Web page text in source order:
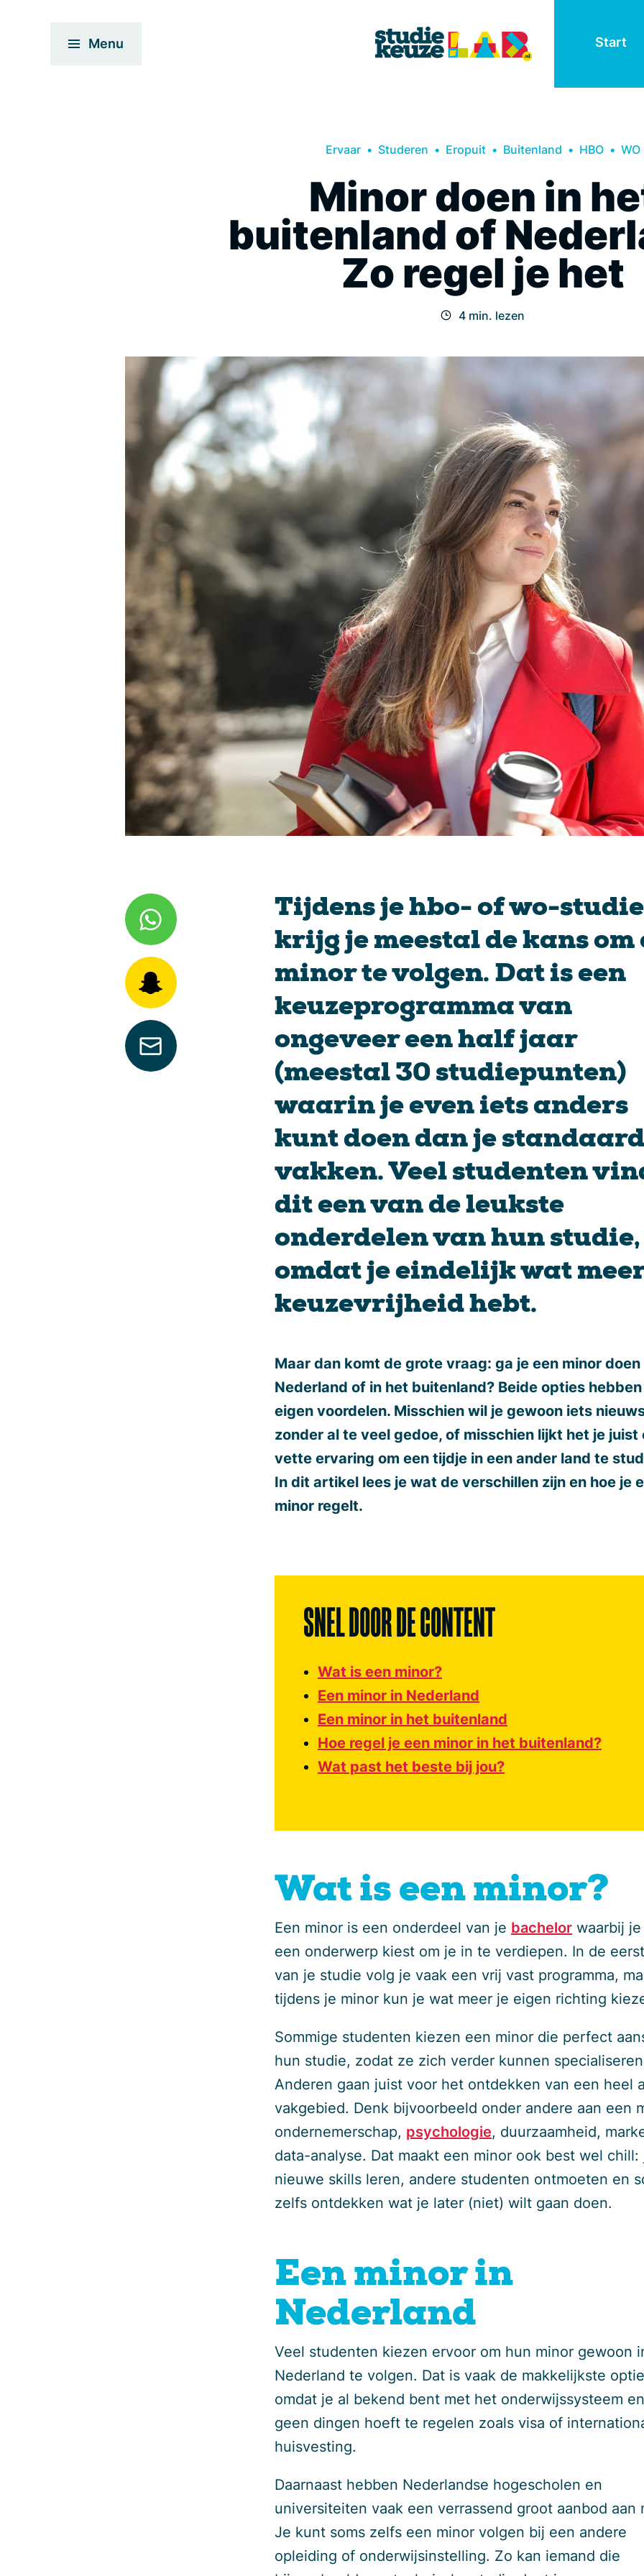
Menu Start
Ervaar Studeren Eropuit Buitenland HBO WO
Minor doen in
buitenland of
Zo regel je het
4 min. lezen
Tijdens je hbo- of wo-studie
krijg je meestal de kans om
minor te volgen. Dat is een
keuzeprogramma van
ongeveer een half jaar
(meestal 30 studiepunten)
waarin je even iets anders
kunt doen dan je standaard
vakken. Veel studenten
dit een van de leukste
onderdelen van hun studie,
omdat je eindelijk wat
keuzevrijheid hebt.
Maar dan komt de grote vraag: ga je een minor doen
Nederland of in het buitenland? Beide opties
eigen voordelen. Misschien wil je gewoon iets
zonder al te veel gedoe, of misschien lijkt het je juist
vette ervaring om een tijdje in een ander land te
In dit artikel lees je wat de verschillen zijn en hoe je
minor regelt.
SNEL DOOR DE CONTENT
Wat is een minor?
Een minor in Nederland
Een minor in het buitenland
Hoe regel je een minor in het buitenland?
Wat past het beste bij jou?
Wat is een minor?
Een minor is een onderdeel van je bachelor waarbij
een onderwerp kiest om je in te verdiepen. In de
van je studie volg je vaak een vrij vast programma,
tijdens je minor kun je wat meer je eigen richting
Sommige studenten kiezen een minor die perfect
hun studie, zodat ze zich verder kunnen
Anderen gaan juist voor het ontdekken van een heel
vakgebied. Denk bijvoorbeeld onder andere aan een
ondernemerschap, psychologie, duurzaamheid,
data-analyse. Dat maakt een minor ook best wel
nieuwe skills leren, andere studenten ontmoeten en
zelfs ontdekken wat je later (niet) wilt gaan doen.
Een minor in
Nederland
Veel studenten kiezen ervoor om hun minor gewoon
Nederland te volgen. Dat is vaak de makkelijkste
omdat je al bekend bent met het onderwijssysteem
geen dingen hoeft te regelen zoals visa of
huisvesting.
Daarnaast hebben Nederlandse hogescholen en
universiteiten vaak een verrassend groot aanbod aan
Je kunt soms zelfs een minor volgen bij een andere
opleiding of onderwijsinstelling. Zo kan iemand die